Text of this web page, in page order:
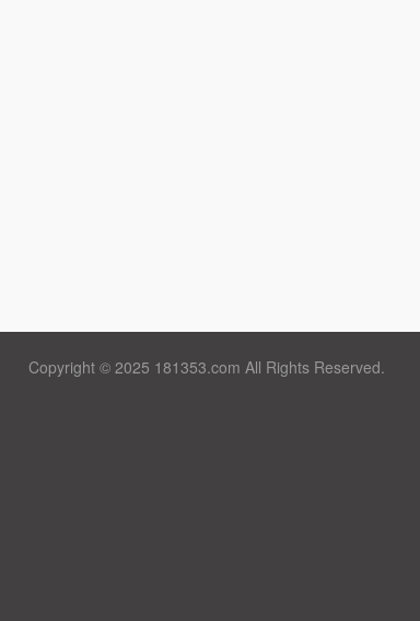
Copyright © 2025 181353.com All Rights Reserved.